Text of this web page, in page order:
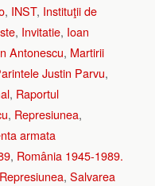
, INST, Instituţii de
, Invitatie, Ioan
Antonescu, Martirii
Justin Parvu,
, Raportul
, Represiunea,
armata
, România 1945-1989.
, Salvarea